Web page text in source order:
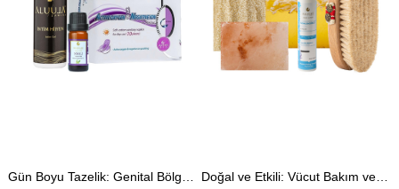
Doğal ve Etkili: Vücut Bakım ve Nemlendirici Set